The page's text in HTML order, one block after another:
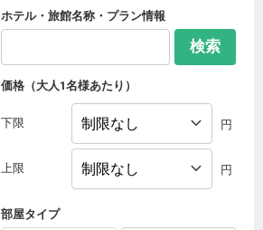
ホテル・旅館名称・プラン情報
検索
価格（大人1名様あたり）
下限 円
上限 円
部屋タイプ